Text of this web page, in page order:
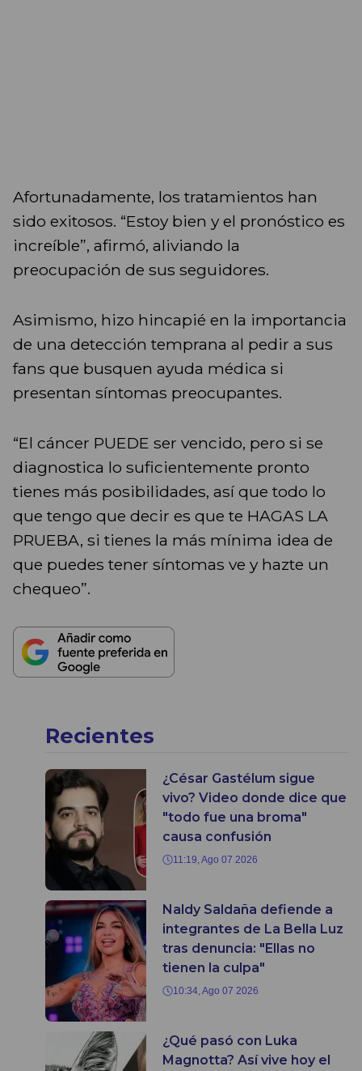
Afortunadamente, los tratamientos han
sido exitosos. “Estoy bien y el pronóstico es
increíble”, afirmó, aliviando la
preocupación de sus seguidores.
Asimismo, hizo hincapié en la importancia
de una detección temprana al pedir a sus
fans que busquen ayuda médica si
presentan síntomas preocupantes.
“El cáncer PUEDE ser vencido, pero si se
diagnostica lo suficientemente pronto
tienes más posibilidades, así que todo lo
que tengo que decir es que te HAGAS LA
PRUEBA, si tienes la más mínima idea de
que puedes tener síntomas ve y hazte un
chequeo”.
Recientes
¿César Gastélum sigue
vivo? Video donde dice que
"todo fue una broma"
causa confusión
11:19, Ago 07 2026
Naldy Saldaña defiende a
integrantes de La Bella Luz
tras denuncia: "Ellas no
tienen la culpa"
10:34, Ago 07 2026
¿Qué pasó con Luka
Magnotta? Así vive hoy el